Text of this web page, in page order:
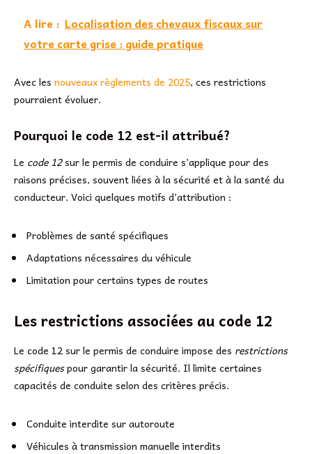
A lire : Localisation des chevaux fiscaux sur
votre carte grise : guide pratique
Avec les nouveaux règlements de 2025, ces restrictions
pourraient évoluer.
Pourquoi le code 12 est-il attribué?
Le code 12sur le permis de conduire s’applique pour des
raisons précises, souvent liées à la sécurité et à la santé du
conducteur. Voici quelques motifs d’attribution :
Problèmes de santé spécifiques
Adaptations nécessaires du véhicule
Limitation pour certains types de routes
Les restrictions associées au code 12
Le code 12 sur le permis de conduire impose des restrictions
spécifiquespour garantir la sécurité. Il limite certaines
capacités de conduite selon des critères précis.
Conduite interdite sur autoroute
Véhicules à transmission manuelle interdits